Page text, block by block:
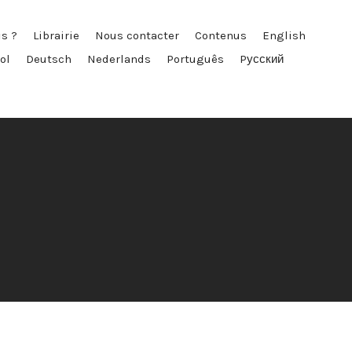
? Librairie Nous contacter Contenus
English
Deutsch Nederlands Português
Pусский